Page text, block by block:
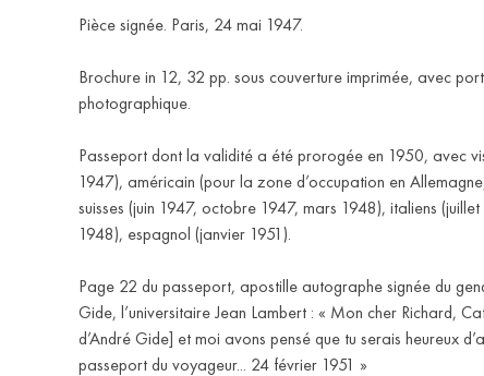
Pièce signée. Paris, 24 mai 1947.
Brochure in 12, 32 pp. sous couverture imprimée, avec
photographique.
Passeport dont la validité a été prorogée en 1950, avec
1947), américain (pour la zone d’occupation en
suisses (juin 1947, octobre 1947, mars 1948), italiens
1948), espagnol (janvier 1951).
Page 22 du passeport, apostille autographe signée du
Gide, l’universitaire Jean Lambert : « Mon cher Richard,
d’André Gide] et moi avons pensé que tu serais heureux
passeport du voyageur... 24 février 1951 »